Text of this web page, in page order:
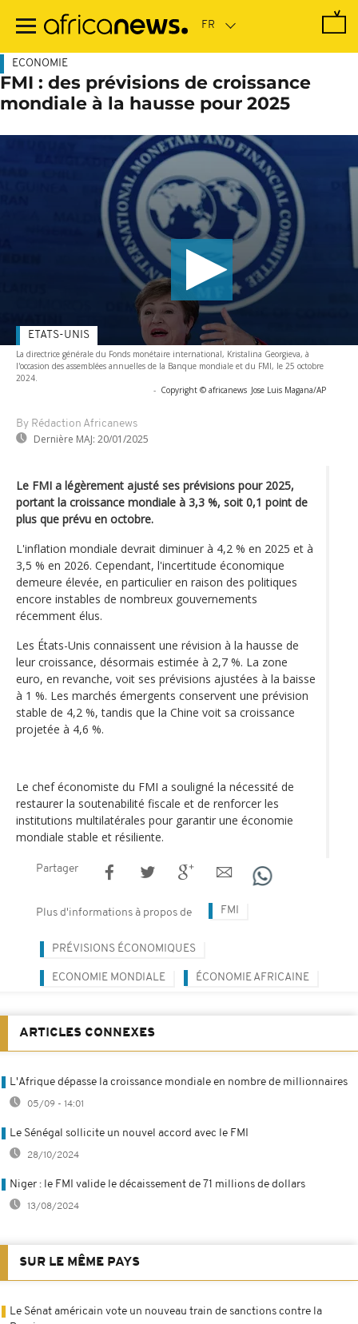
contenu
ECONOMIE
FMI : des prévisions de croissance
mondiale à la hausse pour 2025
La directrice générale du Fonds monétaire international, Kristalina Georgieva, à
l'occasion des assemblées annuelles de la Banque mondiale et du FMI, le 25 octobre
2024.
- Copyright © africanews Jose Luis Magana/AP
By Rédaction Africanews
Dernière MAJ: 20/01/2025
ETATS-UNIS
Le FMI a légèrement ajusté ses prévisions pour 2025,
portant la croissance mondiale à 3,3 %, soit 0,1 point de
plus que prévu en octobre.
L'inflation mondiale devrait diminuer à 4,2 % en 2025 et à
3,5 % en 2026. Cependant, l'incertitude économique
demeure élevée, en particulier en raison des politiques
encore instables de nombreux gouvernements
récemment élus.
Les États-Unis connaissent une révision à la hausse de
leur croissance, désormais estimée à 2,7 %. La zone
euro, en revanche, voit ses prévisions ajustées à la baisse
à 1 %. Les marchés émergents conservent une prévision
stable de 4,2 %, tandis que la Chine voit sa croissance
projetée à 4,6 %.
Le chef économiste du FMI a souligné la nécessité de
restaurer la soutenabilité fiscale et de renforcer les
institutions multilatérales pour garantir une économie
mondiale stable et résiliente.
Partager
Plus d'informations à propos de FMI
PRÉVISIONS ÉCONOMIQUES
ECONOMIE MONDIALE ÉCONOMIE AFRICAINE
ARTICLES CONNEXES
L'Afrique dépasse la croissance mondiale en nombre de millionnaires
05/09 - 14:01
Le Sénégal sollicite un nouvel accord avec le FMI
28/10/2024
Niger : le FMI valide le décaissement de 71 millions de dollars
13/08/2024
SUR LE MÊME PAYS
Le Sénat américain vote un nouveau train de sanctions contre la